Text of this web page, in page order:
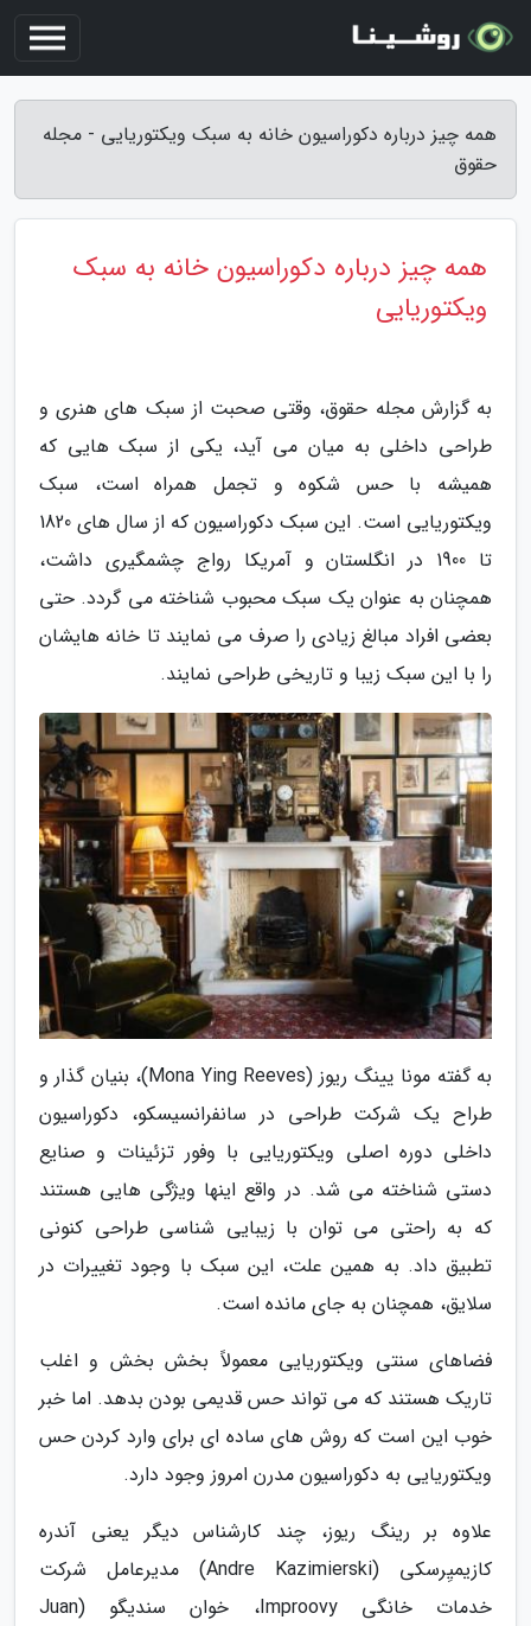
همه چیز درباره دکوراسیون خانه به سبک ویکتوریایی - مجله
حقوق
همه چیز درباره دکوراسیون خانه به سبک
ویکتوریایی
به گزارش مجله حقوق، وقتی صحبت از سبک های هنری و
طراحی داخلی به میان می آید، یکی از سبک هایی که
همیشه با حس شکوه و تجمل همراه است، سبک
ویکتوریایی است. این سبک دکوراسیون که از سال های 1820
تا 1900 در انگلستان و آمریکا رواج چشمگیری داشت،
همچنان به عنوان یک سبک محبوب شناخته می گردد. حتی
بعضی افراد مبالغ زیادی را صرف می نمایند تا خانه هایشان
را با این سبک زیبا و تاریخی طراحی نمایند.
به گفته مونا یینگ ریوز (Mona Ying Reeves)، بنیان گذار و
طراح یک شرکت طراحی در سانفرانسیسکو، دکوراسیون
داخلی دوره اصلی ویکتوریایی با وفور تزئینات و صنایع
دستی شناخته می شد. در واقع اینها ویژگی هایی هستند
که به راحتی می توان با زیبایی شناسی طراحی کنونی
تطبیق داد. به همین علت، این سبک با وجود تغییرات در
سلایق، همچنان به جای مانده است.
فضاهای سنتی ویکتوریایی معمولاً بخش بخش و اغلب
تاریک هستند که می تواند حس قدیمی بودن بدهد. اما خبر
خوب این است که روش های ساده ای برای وارد کردن حس
ویکتوریایی به دکوراسیون مدرن امروز وجود دارد.
علاوه بر رینگ ریوز، چند کارشناس دیگر یعنی آندره
کازیمیِرسکی (Andre Kazimierski) مدیرعامل شرکت
خدمات خانگی Improovy، خوان سندیگو (Juan